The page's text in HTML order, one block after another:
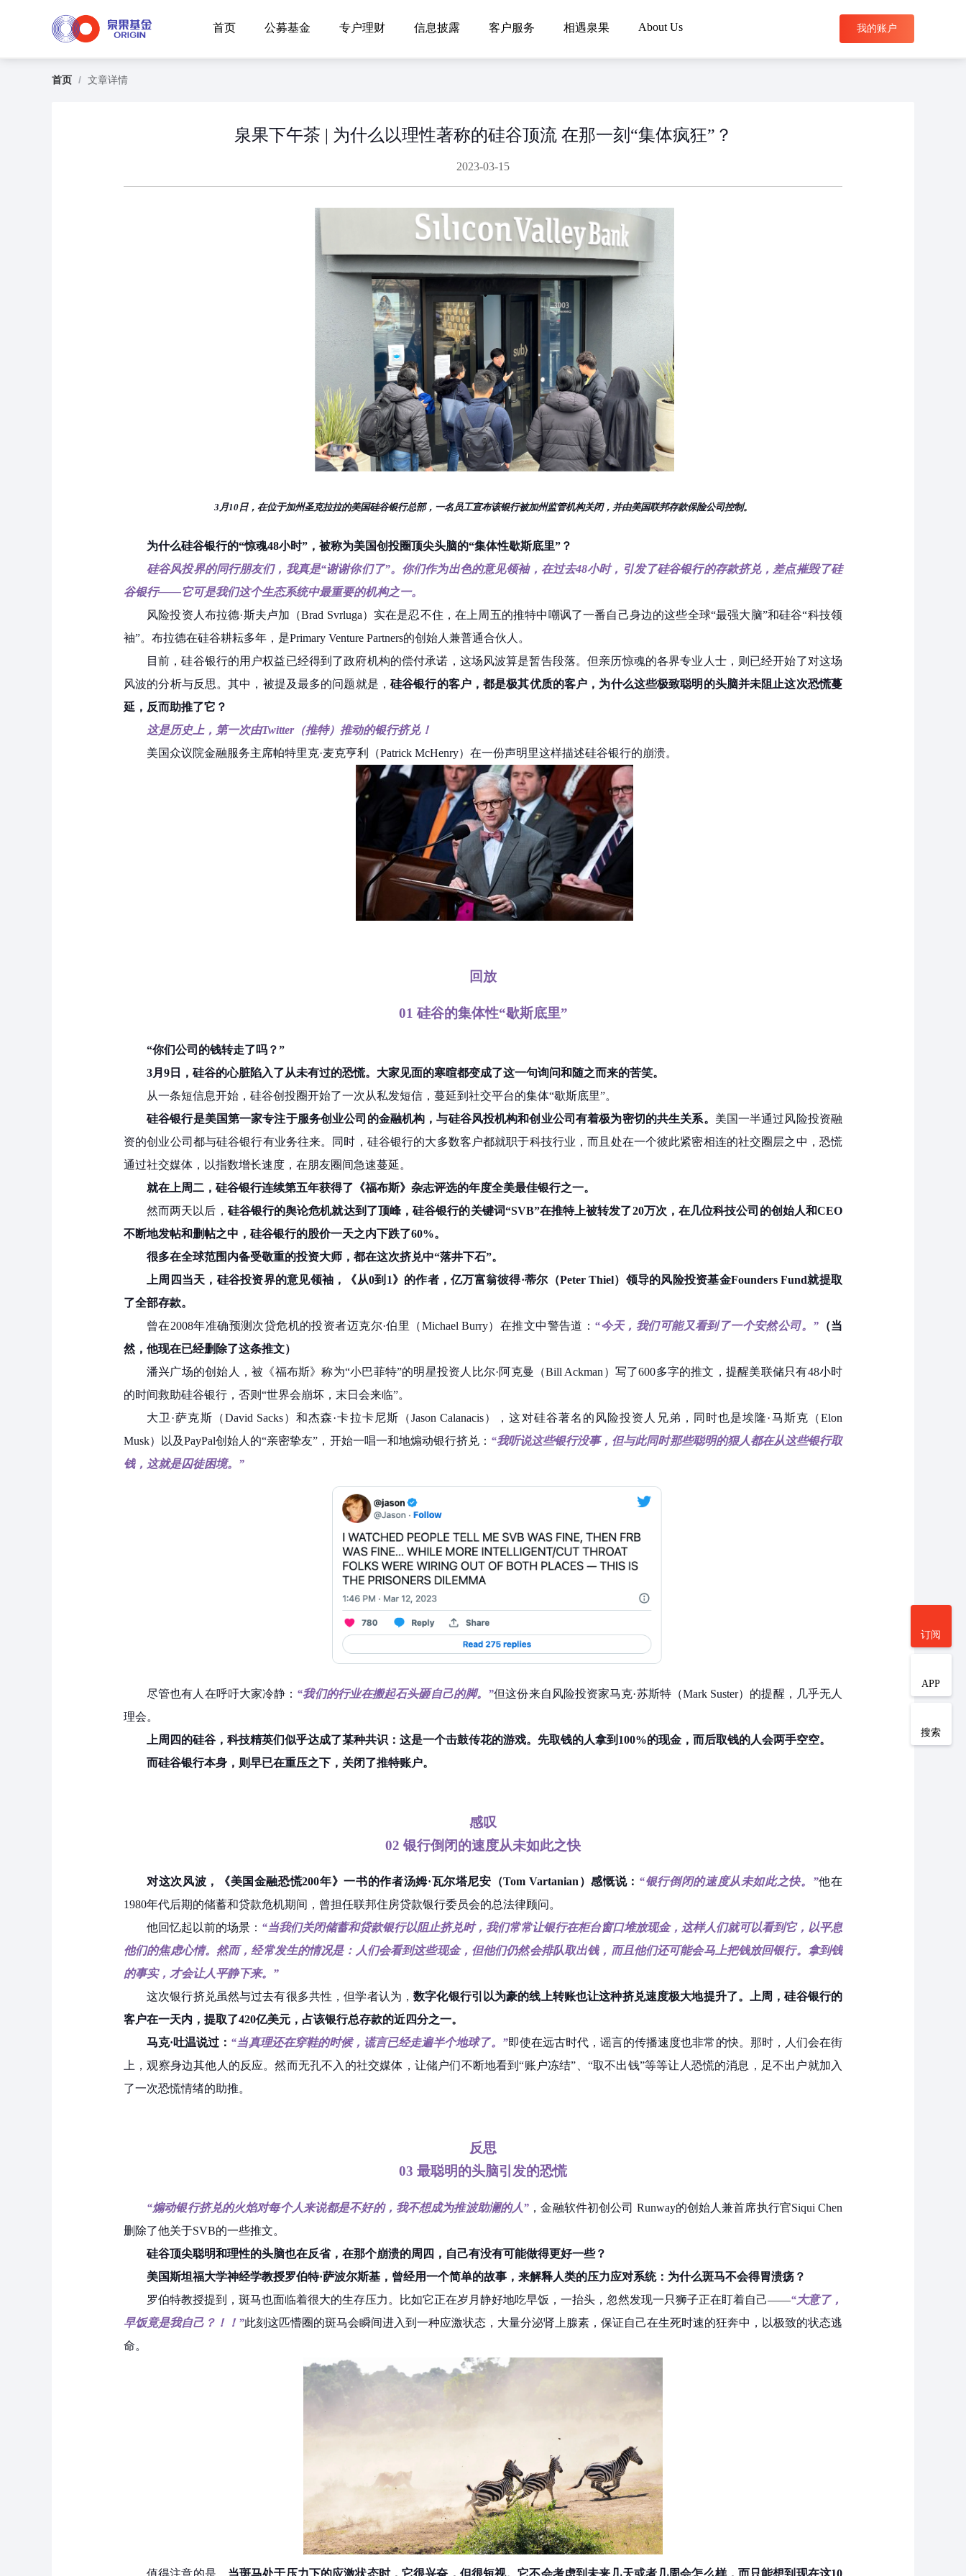
首页 公募基金 专户理财 信息披露 客户服务 相遇泉果 About Us 我的账户
搜索
首页 / 文章详情
泉果下午茶 | 为什么以理性著称的硅谷顶流 在那一刻“集体疯狂”？
2023-03-15
3月10日，在位于加州圣克拉拉的美国硅谷银行总部，一名员工宣布该银行被加州监管机构关闭，并由美国联邦存款保险公司控制。
为什么硅谷银行的“惊魂48小时”，被称为美国创投圈顶尖头脑的“集体性歇斯底里”？
硅谷风投界的同行朋友们，我真是“谢谢你们了”。你们作为出色的意见领袖，在过去48小时，引发了硅谷银行的存款挤兑，差点摧毁了硅
谷银行——它可是我们这个生态系统中最重要的机构之一。
风险投资人布拉德·斯夫卢加（Brad Svrluga）实在是忍不住，在上周五的推特中嘲讽了一番自己身边的这些全球“最强大脑”和硅谷“科技领
袖”。布拉德在硅谷耕耘多年，是Primary Venture Partners的创始人兼普通合伙人。
目前，硅谷银行的用户权益已经得到了政府机构的偿付承诺，这场风波算是暂告段落。但亲历惊魂的各界专业人士，则已经开始了对这场
风波的分析与反思。其中，被提及最多的问题就是，硅谷银行的客户，都是极其优质的客户，为什么这些极致聪明的头脑并未阻止这次恐慌蔓
延，反而助推了它？
这是历史上，第一次由Twitter（推特）推动的银行挤兑！
美国众议院金融服务主席帕特里克·麦克亨利（Patrick McHenry）在一份声明里这样描述硅谷银行的崩溃。
回放
01 硅谷的集体性“歇斯底里”
“你们公司的钱转走了吗？”
3月9日，硅谷的心脏陷入了从未有过的恐慌。大家见面的寒暄都变成了这一句询问和随之而来的苦笑。
从一条短信息开始，硅谷创投圈开始了一次从私发短信，蔓延到社交平台的集体“歇斯底里”。
硅谷银行是美国第一家专注于服务创业公司的金融机构，与硅谷风投机构和创业公司有着极为密切的共生关系。 美国一半通过风险投资融
资的创业公司都与硅谷银行有业务往来。同时，硅谷银行的大多数客户都就职于科技行业，而且处在一个彼此紧密相连的社交圈层之中，恐慌
通过社交媒体，以指数增长速度，在朋友圈间急速蔓延。
就在上周二，硅谷银行连续第五年获得了《福布斯》杂志评选的年度全美最佳银行之一。
然而两天以后， 硅谷银行的舆论危机就达到了顶峰，硅谷银行的关键词“SVB”在推特上被转发了20万次，在几位科技公司的创始人和CEO
不断地发帖和删帖之中，硅谷银行的股价一天之内下跌了60%。
很多在全球范围内备受敬重的投资大师，都在这次挤兑中“落井下石”。
上周四当天，硅谷投资界的意见领袖，《从0到1》的作者，亿万富翁彼得·蒂尔（Peter Thiel）领导的风险投资基金Founders Fund就提取
了全部存款。
曾在2008年准确预测次贷危机的投资者迈克尔·伯里（Michael Burry）在推文中警告道： “今天，我们可能又看到了一个安然公司。” （当
然，他现在已经删除了这条推文）
潘兴广场的创始人，被《福布斯》称为“小巴菲特”的明星投资人比尔·阿克曼（Bill Ackman）写了600多字的推文，提醒美联储只有48小时
的时间救助硅谷银行，否则“世界会崩坏，末日会来临”。
大卫·萨克斯（David Sacks）和杰森·卡拉卡尼斯（Jason Calanacis），这对硅谷著名的风险投资人兄弟，同时也是埃隆·马斯克（Elon
Musk）以及PayPal创始人的“亲密挚友”，开始一唱一和地煽动银行挤兑： “我听说这些银行没事，但与此同时那些聪明的狠人都在从这些银行取
钱，这就是囚徒困境。”
尽管也有人在呼吁大家冷静： “我们的行业在搬起石头砸自己的脚。”但这份来自风险投资家马克·苏斯特（Mark Suster）的提醒，几乎无人
理会。
上周四的硅谷，科技精英们似乎达成了某种共识：这是一个击鼓传花的游戏。先取钱的人拿到100%的现金，而后取钱的人会两手空空。
而硅谷银行本身，则早已在重压之下，关闭了推特账户。
感叹
02 银行倒闭的速度从未如此之快
对这次风波，《美国金融恐慌200年》一书的作者汤姆·瓦尔塔尼安（Tom Vartanian）感慨说： “银行倒闭的速度从未如此之快。”他在
1980年代后期的储蓄和贷款危机期间，曾担任联邦住房贷款银行委员会的总法律顾问。
他回忆起以前的场景： “当我们关闭储蓄和贷款银行以阻止挤兑时，我们常常让银行在柜台窗口堆放现金，这样人们就可以看到它，以平息
他们的焦虑心情。然而，经常发生的情况是：人们会看到这些现金，但他们仍然会排队取出钱，而且他们还可能会马上把钱放回银行。拿到钱
的事实，才会让人平静下来。”
这次银行挤兑虽然与过去有很多共性，但学者认为，数字化银行引以为豪的线上转账也让这种挤兑速度极大地提升了。上周，硅谷银行的
客户在一天内，提取了420亿美元，占该银行总存款的近四分之一。
马克·吐温说过： “当真理还在穿鞋的时候，谎言已经走遍半个地球了。”即使在远古时代，谣言的传播速度也非常的快。那时，人们会在街
上，观察身边其他人的反应。然而无孔不入的社交媒体，让储户们不断地看到“账户冻结”、“取不出钱”等等让人恐慌的消息，足不出户就加入
了一次恐慌情绪的助推。
反思
03 最聪明的头脑引发的恐慌
“煽动银行挤兑的火焰对每个人来说都是不好的，我不想成为推波助澜的人” ，金融软件初创公司 Runway的创始人兼首席执行官Siqui Chen
删除了他关于SVB的一些推文。
硅谷顶尖聪明和理性的头脑也在反省，在那个崩溃的周四，自己有没有可能做得更好一些？
美国斯坦福大学神经学教授罗伯特·萨波尔斯基， 曾经用一个简单的故事，来解释人类的压力应对系统：为什么斑马不会得胃溃疡？
罗伯特教授提到，斑马也面临着很大的生存压力。比如它正在岁月静好地吃早饭，一抬头，忽然发现一只狮子正在盯着自己——“大意了，
早饭竟是我自己？！！”此刻这匹懵圈的斑马会瞬间进入到一种应激状态，大量分泌肾上腺素，保证自己在生死时速的狂奔中，以极致的状态逃
命。
值得注意的是， 当斑马处于压力下的应激状态时，它很兴奋，但很短视。它不会考虑到未来几天或者几周会怎么样，而只能想到现在这10
订阅
APP
搜索